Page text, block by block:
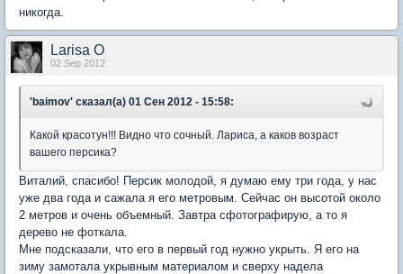
никогда.
Larisa O
02 Sep 2012
'baimov' сказал(а) 01 Сен 2012 - 15:58:
Какой красотун!!! Видно что сочный. Лариса, а каков возраст
вашего персика?
Виталий, спасибо! Персик молодой, я думаю ему три года, у нас
уже два года и сажала я его метровым. Сейчас он высотой около
2 метров и очень объемный. Завтра сфотографирую, а то я
дерево не фоткала.
Мне подсказали, что его в первый год нужно укрыть. Я его на
зиму замотала укрывным материалом и сверху надела